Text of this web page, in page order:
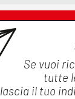
Se vuoi
tutte
lascia il tuo